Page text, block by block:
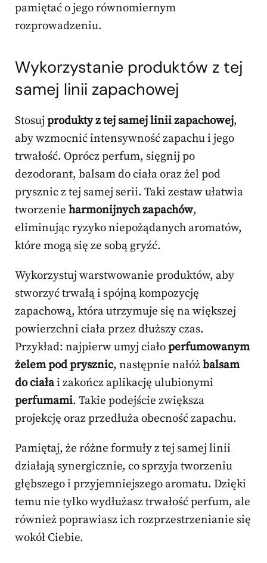
pamiętać o jego równomiernym
rozprowadzeniu.
Wykorzystanie produktów z tej
samej linii zapachowej
Stosujprodukty z tej samej linii zapachowej,
aby wzmocnić intensywność zapachu i jego
trwałość. Oprócz perfum, sięgnij po
dezodorant, balsam do ciała oraz żel pod
prysznic z tej samej serii. Taki zestaw ułatwia
tworzenie harmonijnych zapachów,
eliminując ryzyko niepożądanych aromatów,
które mogą się ze sobą gryźć.
Wykorzystuj warstwowanie produktów, aby
stworzyć trwałą i spójną kompozycję
zapachową, która utrzymuje się na większej
powierzchni ciała przez dłuższy czas.
Przykład: najpierw umyj ciałoperfumowanym
żelem pod prysznic, następnie nałóżbalsam
do ciałai zakończ aplikację ulubionymi
perfumami. Takie podejście zwiększa
projekcję oraz przedłuża obecność zapachu.
Pamiętaj, że różne formuły z tej samej linii
działają synergicznie, co sprzyja tworzeniu
głębszego i przyjemniejszego aromatu. Dzięki
temu nie tylko wydłużasz trwałość perfum, ale
również poprawiasz ich rozprzestrzenianie się
wokół Ciebie.